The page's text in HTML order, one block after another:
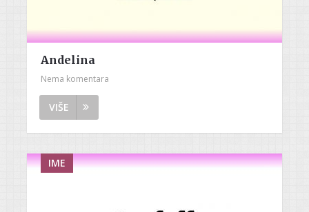
Andelina
Nema komentara
VIŠE
IME